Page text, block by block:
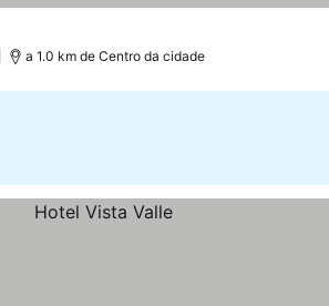
a 1.0 km de Centro da cidade